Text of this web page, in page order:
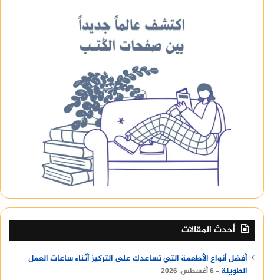
أحدث المقالات
أفضل أنواع الأطعمة التي تساعدك على التركيز أثناء ساعات العمل
الطويلة
6 أغسطس، 2026